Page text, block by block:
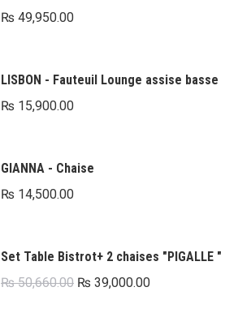
₨ 49,950.00
LISBON - Fauteuil Lounge assise basse
₨ 15,900.00
GIANNA - Chaise
₨ 14,500.00
Set Table Bistrot+ 2 chaises "PIGALLE "
₨50,660.00 Le
₨ 39,000.00Le